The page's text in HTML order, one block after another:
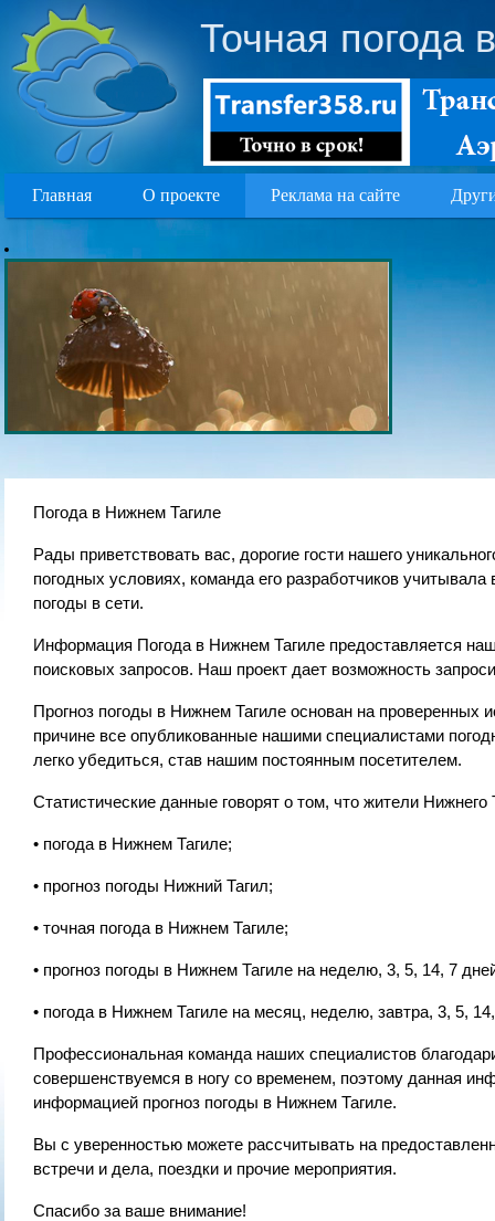
Точная погода
Главная О проекте Реклама на сайте
Погода в Нижнем Тагиле
Рады приветствовать вас, дорогие гости нашего
погодных условиях, команда его разработчиков учитывала
погоды в сети.
Информация Погода в Нижнем Тагиле предоставляется
поисковых запросов. Наш проект дает возможность
Прогноз погоды в Нижнем Тагиле основан на проверенных
причине все опубликованные нашими специалистами
легко убедиться, став нашим постоянным посетителем.
Статистические данные говорят о том, что жители
• погода в Нижнем Тагиле;
• прогноз погоды Нижний Тагил;
• точная погода в Нижнем Тагиле;
• прогноз погоды в Нижнем Тагиле на неделю, 3, 5, 14, 7
• погода в Нижнем Тагиле на месяц, неделю, завтра, 3, 5,
Профессиональная команда наших специалистов
совершенствуемся в ногу со временем, поэтому данная
информацией прогноз погоды в Нижнем Тагиле.
Вы с уверенностью можете рассчитывать на
встречи и дела, поездки и прочие мероприятия.
Спасибо за ваше внимание!